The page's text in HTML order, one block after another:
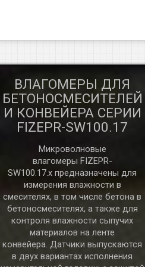
ВЛАГОМЕРЫ ДЛЯ
БЕТОНОСМЕСИТЕЛЕЙ
И КОНВЕЙЕРА СЕРИИ
FIZEPR-SW100.17
Микроволновые
влагомеры FIZEPR-
SW100.17.x предназначены для
измерения влажности в
смесителях, в том числе бетона в
бетоносмесителях, а также для
контроля влажности сыпучих
материалов на ленте
конвейера. Датчики выпускаются
в двух вариантах исполнения